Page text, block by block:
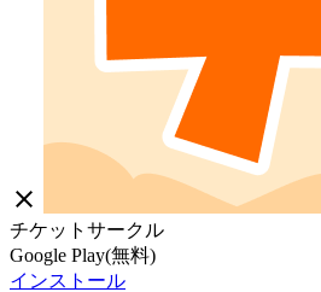
close
チケットサークル
Google Play(無料)
インストール